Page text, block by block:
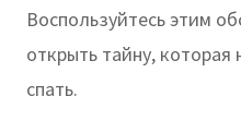
Воспользуйтесь этим
открыть тайну,
спать.